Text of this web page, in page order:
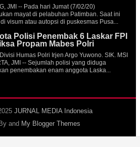
JMI -- Pada hari Jumat (7/02/20)
mayat di pelabuhan Patimban. Saat ini
visum atau autopsi di puskesmas Pusa...
Polisi Penembak 6 Laskar FPI
Propam Mabes Polri
Humas Polri Irjen Argo Yuwono. SIK. MSI
JMI -- Sejumlah polisi yang diduga
penembakan enam anggota Laska...
JURNAL MEDIA Indonesia
and My Blogger Themes